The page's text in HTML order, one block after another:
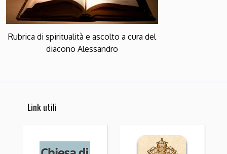
Rubrica di spiritualità e ascolto a cura del
diacono Alessandro
Link utili